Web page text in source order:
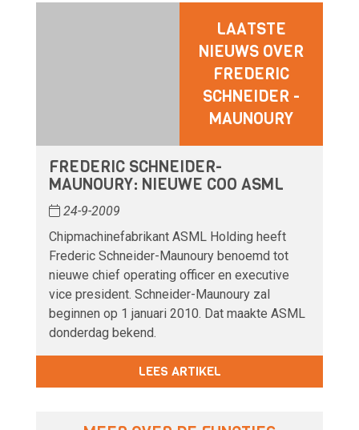
LAATSTE
NIEUWS OVER
FREDERIC
SCHNEIDER -
MAUNOURY
FREDERIC SCHNEIDER-
MAUNOURY: NIEUWE COO ASML
24-9-2009
Chipmachinefabrikant ASML Holding heeft
Frederic Schneider-Maunoury benoemd tot
nieuwe chief operating officer en executive
vice president. Schneider-Maunoury zal
beginnen op 1 januari 2010. Dat maakte ASML
donderdag bekend.
LEES ARTIKEL